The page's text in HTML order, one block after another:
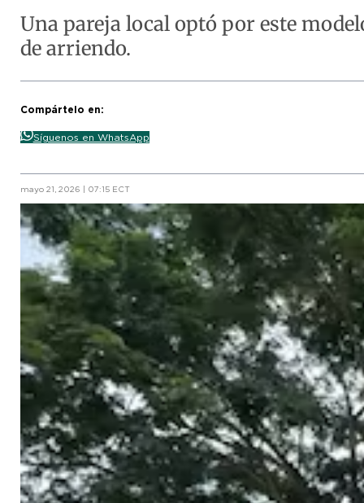
Una pareja local optó por este
de arriendo.
Compártelo en:
Síguenos en WhatsApp
mayo 21, 2026 | 07:15 ECT